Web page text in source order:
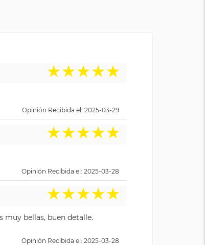
★★★★★
Opinión Recibida el: 2025-03-29
★★★★★
Opinión Recibida el: 2025-03-28
★★★★★
muy bellas, buen detalle.
Opinión Recibida el: 2025-03-28